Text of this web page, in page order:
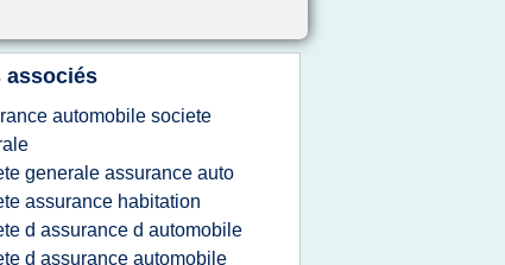
associés
automobile societe
generale assurance auto
assurance habitation
d assurance d automobile
d assurance automobile